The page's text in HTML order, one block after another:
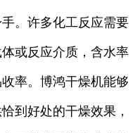
手。许多化工反应需要
或反应介质，含水率
率。博鸿干燥机能够
到好处的干燥效果，